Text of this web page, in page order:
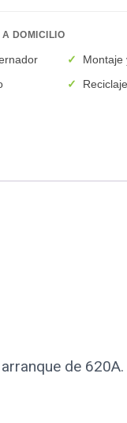
A DOMICILIO
✓
Montaje
✓
de